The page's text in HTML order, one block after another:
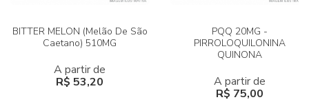
BITTER MELON (Melão De São
Caetano) 510MG
A partir de
R$ 53,20
PQQ 20MG -
PIRROLOQUILONINA
QUINONA
A partir de
R$ 75,00